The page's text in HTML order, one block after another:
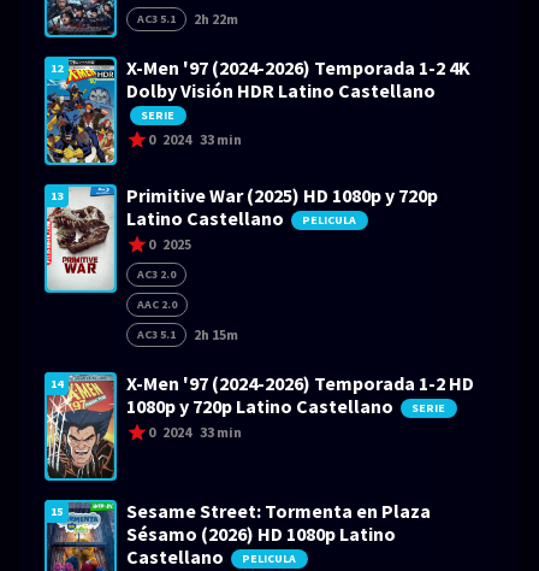
AC3 5.1 2h 22m
12
X-Men '97 (2024-2026) Temporada 1-2 4K
Dolby Visión HDR Latino Castellano
SERIE
0 2024 33 min
13
Primitive War (2025) HD 1080p y 720p
Latino Castellano
PELICULA
0 2025
AC3 2.0
AAC 2.0
AC3 5.1
2h 15m
14
X-Men '97 (2024-2026) Temporada 1-2 HD
1080p y 720p Latino Castellano
SERIE
0 2024 33 min
15
Sesame Street: Tormenta en Plaza
Sésamo (2026) HD 1080p Latino
Castellano
PELICULA